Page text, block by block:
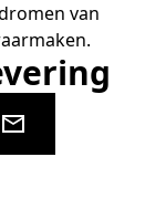
van